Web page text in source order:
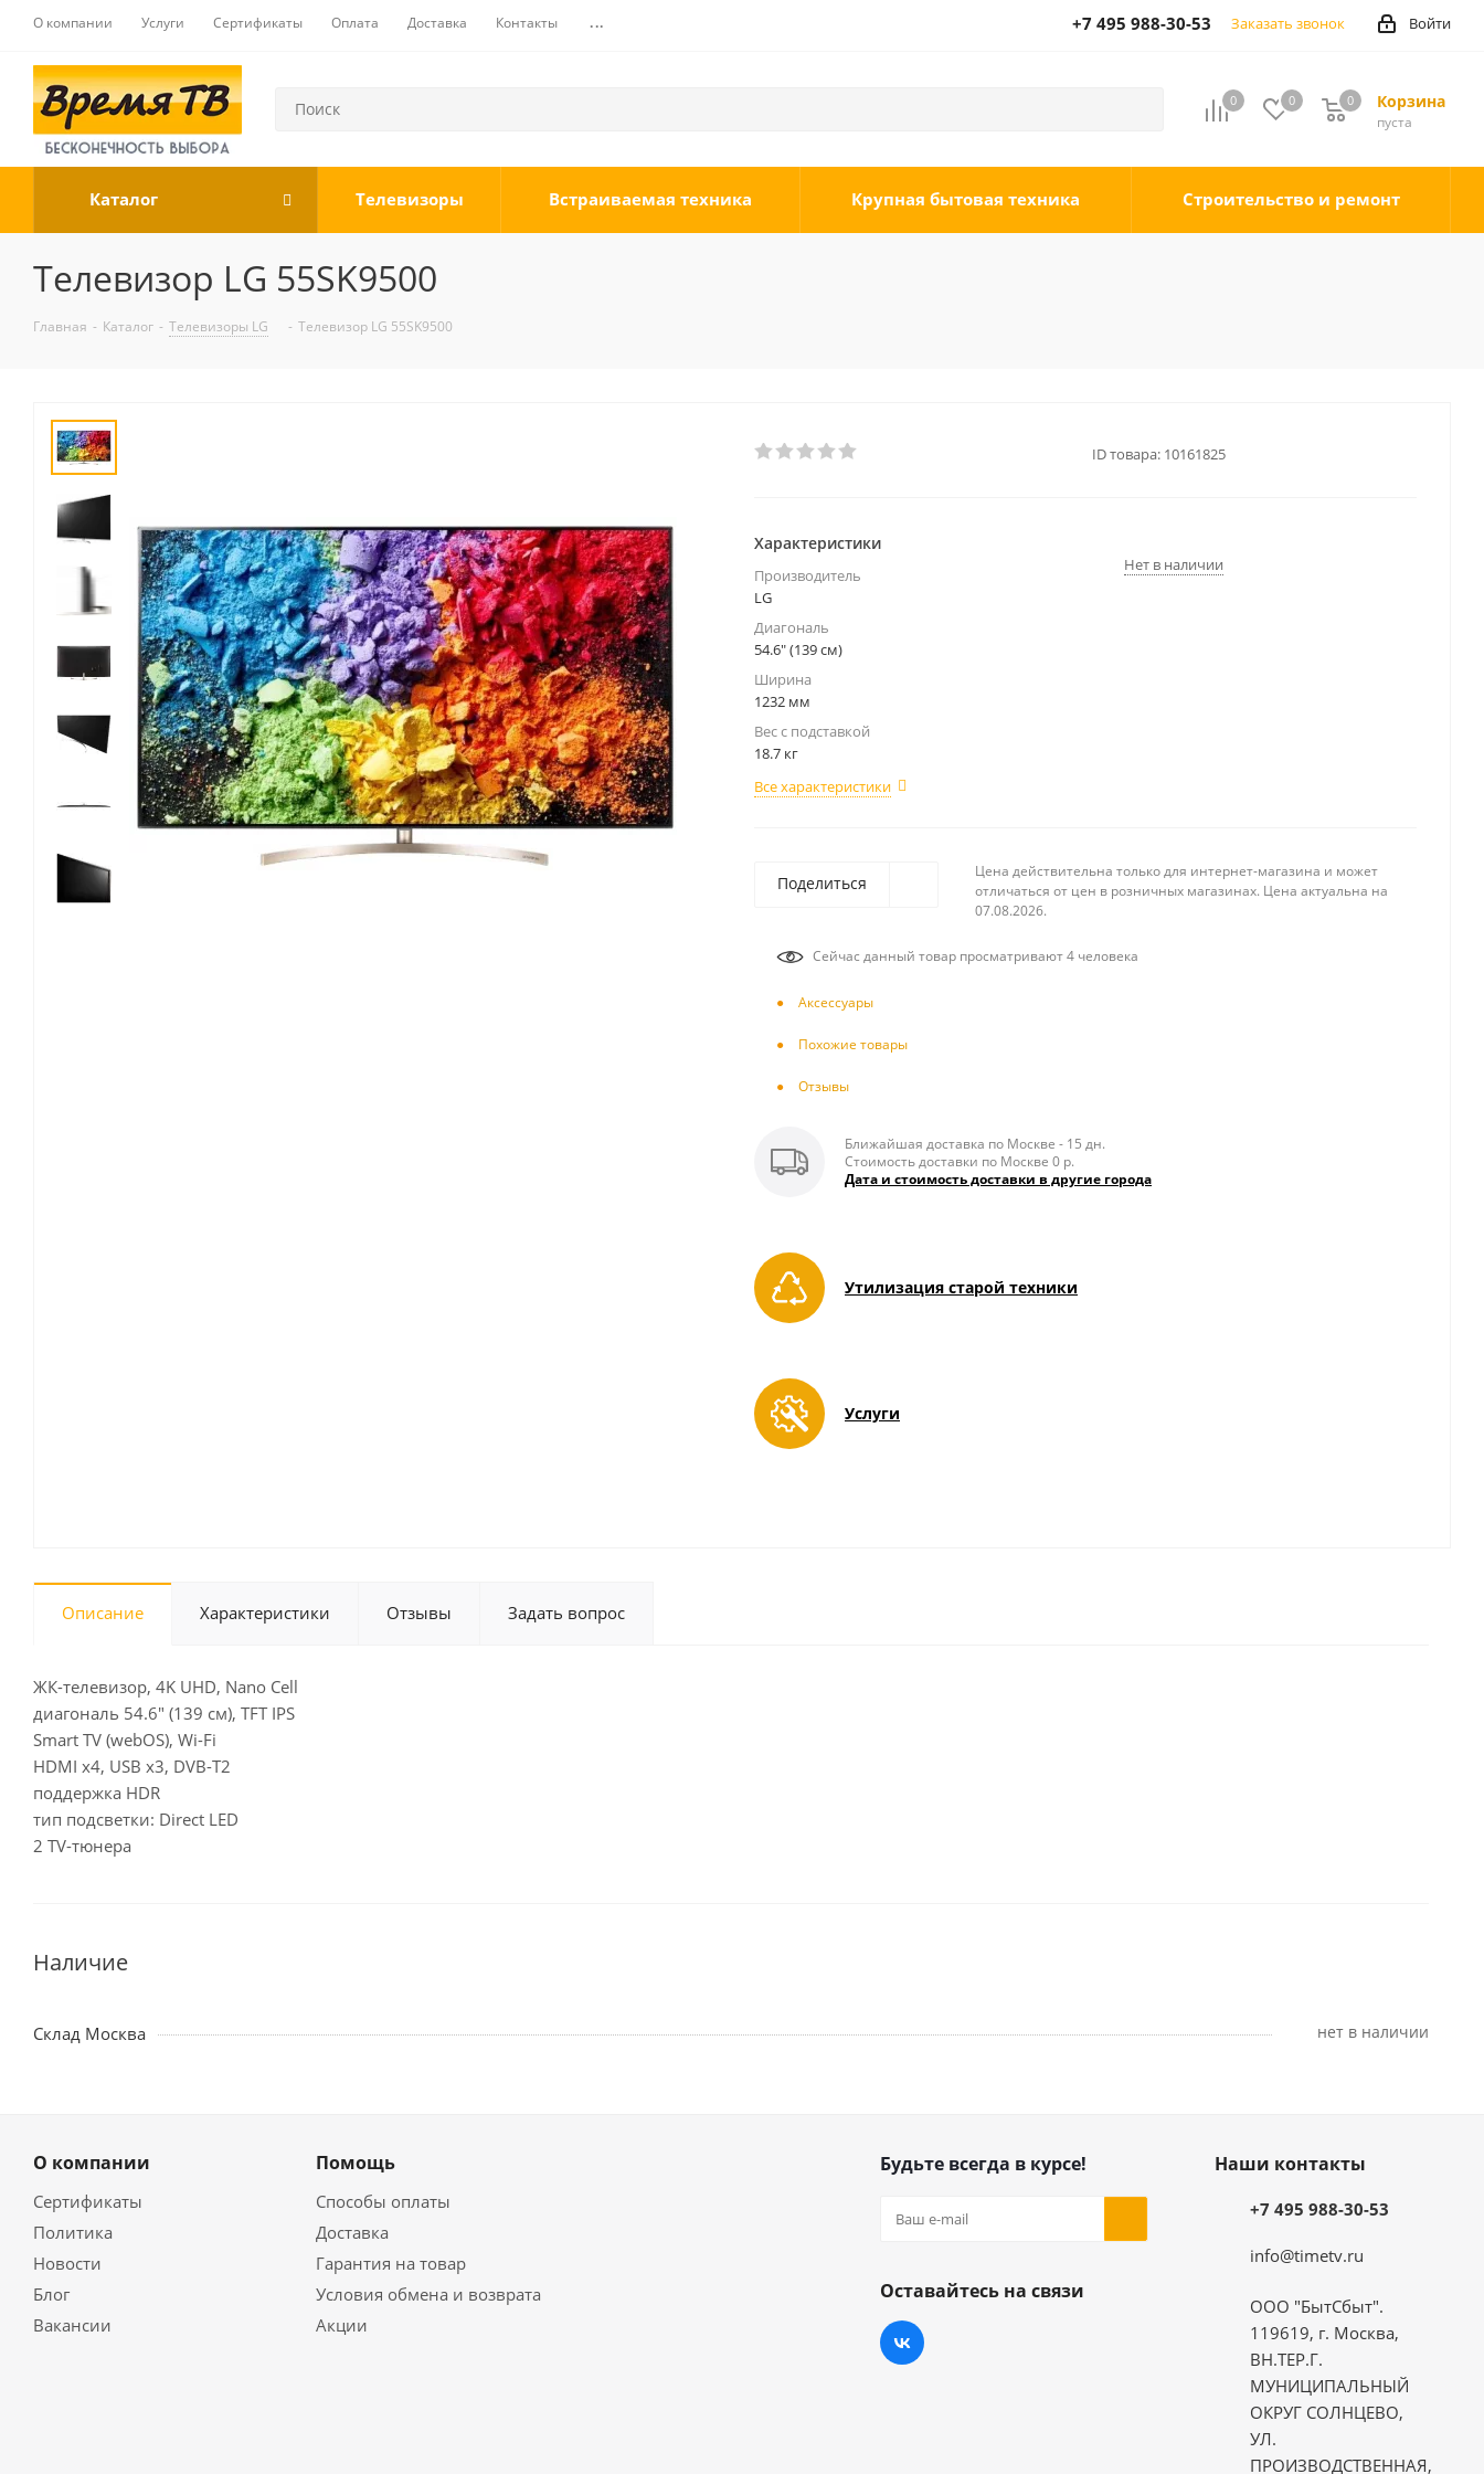
О компании Услуги Сертификаты Оплата Доставка Контакты ... Войти
+7 495 988-30-53 Заказать звонок
0 0 Корзина
0
пуста
0
Каталог Телевизоры Встраиваемая техника Крупная бытовая техника Строительство и ремонт
Телевизор LG 55SK9500
Главная - Каталог - Телевизоры LG - Телевизор LG 55SK9500
ID товара: 10161825
Характеристики
Производитель
LG
Диагональ
54.6" (139 см)
Ширина
1232 мм
Вес с подставкой
18.7 кг
Все характеристики
Нет в наличии
Поделиться
Цена действительна только для интернет-магазина и может
отличаться от цен в розничных магазинах. Цена актуальна на
07.08.2026.
Сейчас данный товар просматривают 4 человека
Аксесcуары
Похожие товары
Отзывы
Ближайшая доставка по Москве - 15 дн.
Стоимость доставки по Москве 0 р.
Дата и стоимость доставки в другие города
Утилизация старой техники
Услуги
Описание Характеристики Отзывы Задать вопрос
ЖК-телевизор, 4K UHD, Nano Cell
диагональ 54.6" (139 см), TFT IPS
Smart TV (webOS), Wi-Fi
HDMI x4, USB x3, DVB-T2
поддержка HDR
тип подсветки: Direct LED
2 TV-тюнера
Наличие
Склад Москва Нет в наличии
О компании
Сертификаты
Политика
Новости
Блог
Вакансии
Помощь
Способы оплаты
Доставка
Гарантия на товар
Условия обмена и возврата
Акции
Будьте всегда в курсе!
Оставайтесь на связи
Наши контакты
+7 495 988-30-53
info@timetv.ru
ООО "БытСбыт".
119619, г. Москва,
ВН.ТЕР.Г.
МУНИЦИПАЛЬНЫЙ
ОКРУГ СОЛНЦЕВО,
УЛ.
ПРОИЗВОДСТВЕННАЯ,